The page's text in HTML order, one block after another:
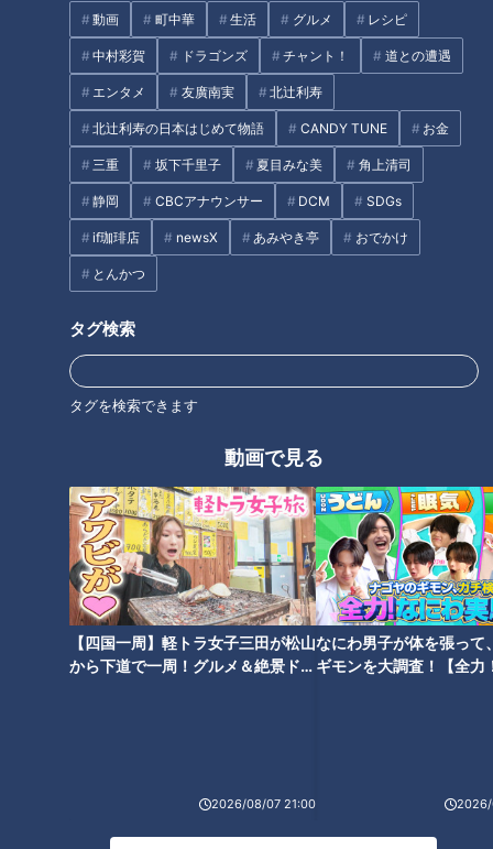
動画 町中華 生活 グルメ レシピ
中村彩賀 ドラゴンズ チャント！ 道との遭遇
エンタメ 友廣南実 北辻利寿
北辻利寿の日本はじめて物語 CANDY TUNE お金
三重 坂下千里子 夏目みな美 角上清司
静岡 CBCアナウンサー DCM SDGs
if珈琲店 newsX あみやき亭 おでかけ
とんかつ
タグ検索
タグを検索できます
動画で見る
【四国一周】軽トラ女子三田が松山
から下道で一周！グルメ＆絶景ドラ
2026/08/07 21:00
なにわ男子が体を張って
ギモンを大調査！【全力
2026/
キヤに続く名古屋・愛知の第三
のご当地ラーメン～大竹敏之の
シン・名古屋めし
味仙・台湾ラーメンの２つの調
理法を食べ比べ！～大竹敏之の
シン・名古屋めし
名古屋めし 大竹敏之
オススメ関連コンテンツ
味噌カツは豆味噌文化圏が生ん
でよりおいしく～大竹敏之のシ
ン・名古屋めし
味噌煮込みうどん、３つの誤解
を解く！～大竹敏之の「シン・
名古屋めし」
「名古屋めし」に仲間入り！カ
レー煮込みうどんが人気上昇中
～大竹敏之のシン・名古屋めし